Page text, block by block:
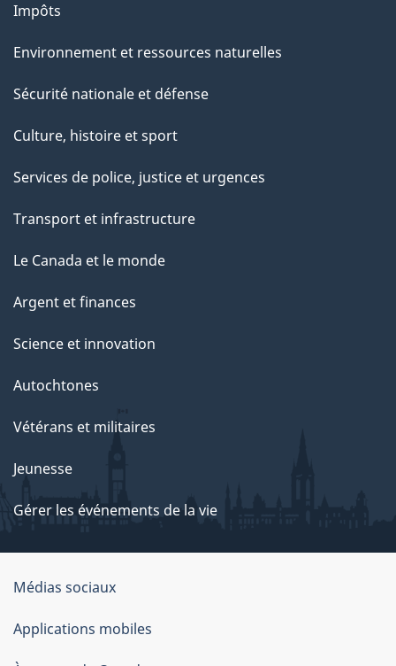
Impôts
Environnement et ressources naturelles
Sécurité nationale et défense
Culture, histoire et sport
Services de police, justice et urgences
Transport et infrastructure
Le Canada et le monde
Argent et finances
Science et innovation
Autochtones
Vétérans et militaires
Jeunesse
Gérer les événements de la vie
Organisation
du
gouvernement
Médias sociaux
Applications mobiles